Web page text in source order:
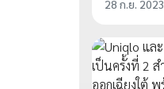
28 ก.ย. 2023